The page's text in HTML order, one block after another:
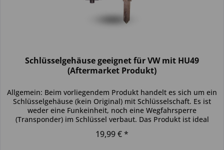
Schlüsselgehäuse geeignet für VW mit HU49
(Aftermarket Produkt)
Allgemein: Beim vorliegendem Produkt handelt es sich um ein
Schlüsselgehäuse (kein Original) mit Schlüsselschaft. Es ist
weder eine Funkeinheit, noch eine Wegfahrsperre
(Transponder) im Schlüssel verbaut. Das Produkt ist ideal
19,99 € *